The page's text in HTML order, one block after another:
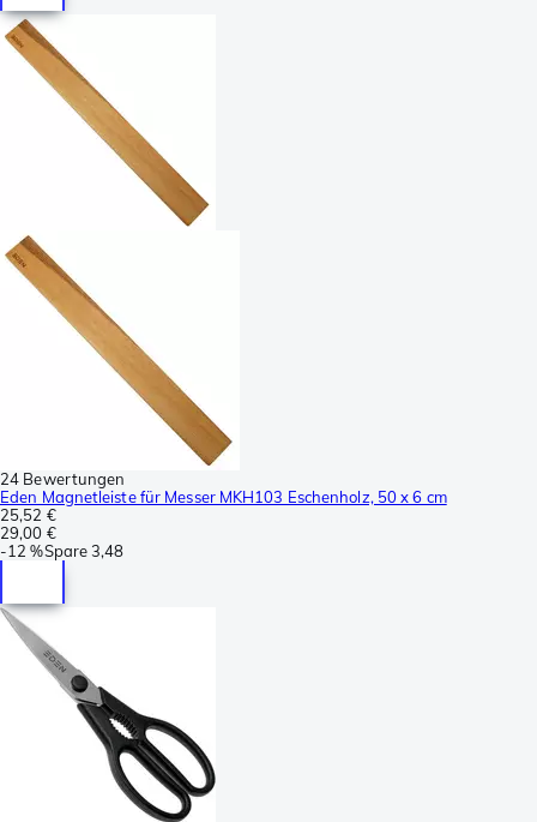
24 Bewertungen
Eden Magnetleiste für Messer MKH103 Eschenholz, 50 x 6 cm
25,52 €
29,00 €
-12 %Spare3,48